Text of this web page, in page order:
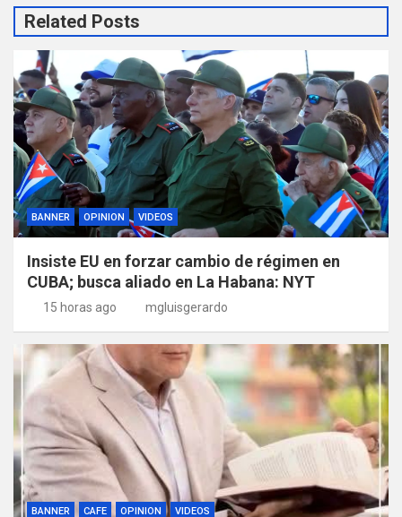
Related Posts
BANNER OPINION VIDEOS
Insiste EU en forzar cambio de régimen en
CUBA; busca aliado en La Habana: NYT
15 horas ago mgluisgerardo
BANNER CAFE OPINION VIDEOS